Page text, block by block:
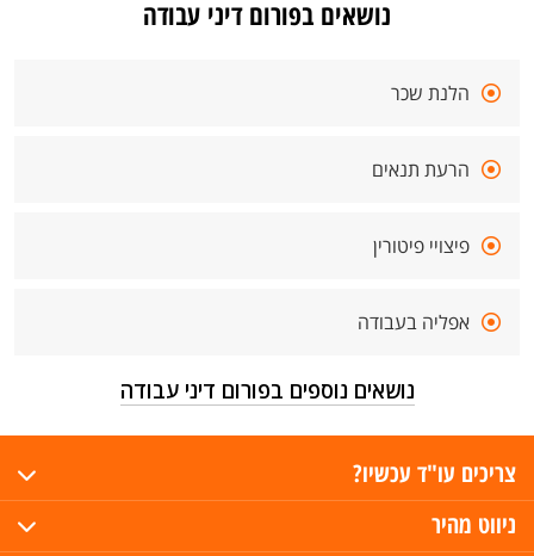
נושאים בפורום דיני עבודה
הלנת שכר
הרעת תנאים
פיצויי פיטורין
אפליה בעבודה
נושאים נוספים בפורום דיני עבודה
צריכים עו"ד עכשיו?
ניווט מהיר